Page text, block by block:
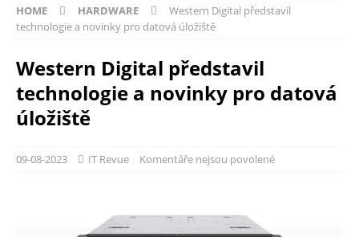
HOME HARDWARE
Western Digital představil
technologie a novinky pro datová úložiště
Western Digital představil
technologie a novinky pro datová
úložiště
09-08-2023 IT Revue Komentáře nejsou povolené